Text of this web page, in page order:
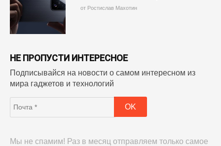
от Ростислав Махотин
НЕ ПРОПУСТИ ИНТЕРЕСНОЕ
Подписывайся на новости о самом интересном из
мира гаджетов и технологий
Мы не спамим! Раз в месяц отправляем только самое